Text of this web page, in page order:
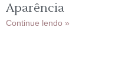
Aparência
Continue lendo »